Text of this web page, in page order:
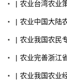
农业
| 台湾农业
农业
| 中国大陆
农业
| 我国农民
农业
| 完善浙江
农业
| 我国农业